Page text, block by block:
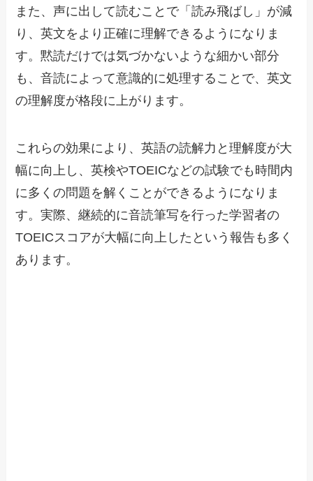
また、声に出して読むことで「読み飛ばし」が減
り、英文をより正確に理解できるようになりま
す。黙読だけでは気づかないような細かい部分
も、音読によって意識的に処理することで、英文
の理解度が格段に上がります。
これらの効果により、英語の読解力と理解度が大
幅に向上し、英検やTOEICなどの試験でも時間内
に多くの問題を解くことができるようになりま
す。実際、継続的に音読筆写を行った学習者の
TOEICスコアが大幅に向上したという報告も多く
あります。